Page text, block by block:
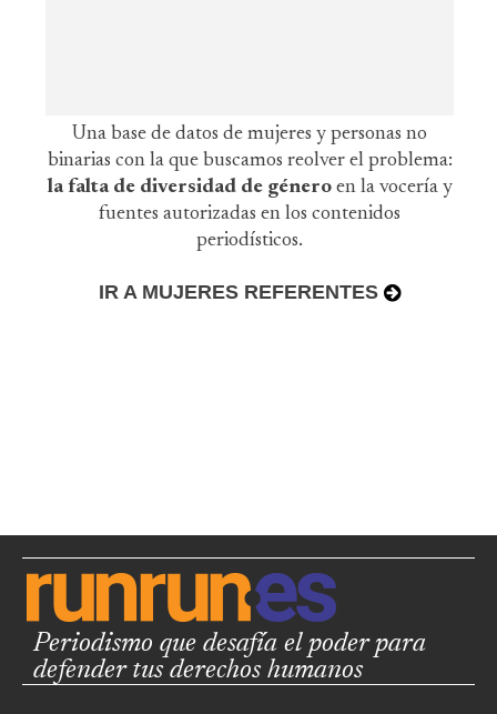
Una base de datos de mujeres y personas no
binarias con la que buscamos reolver el problema:
la falta de diversidad de género en la vocería y
fuentes autorizadas en los contenidos
periodísticos.
IR A MUJERES REFERENTES
Periodismo que desafía el poder para
defender tus derechos humanos